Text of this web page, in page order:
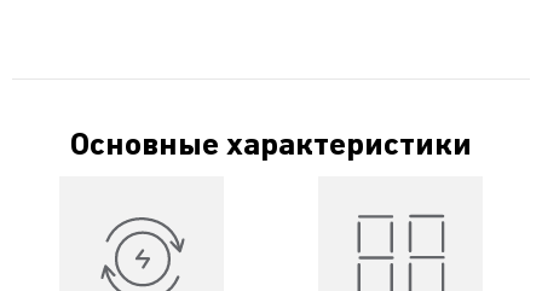
Основные характеристики